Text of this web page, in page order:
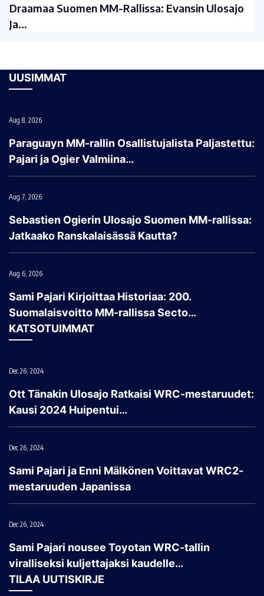
Draamaa Suomen MM-Rallissa: Evansin Ulosajo
Ja…
UUSIMMAT
Aug 8, 2026
Paraguayn MM-rallin Osallistujalista Paljastettu:
Pajari ja Ogier Valmiina…
Aug 7, 2026
Sebastien Ogierin Ulosajo Suomen MM-rallissa:
Jatkaako Ranskalaisässä Kautta?
Aug 6, 2026
Sami Pajari Kirjoittaa Historiaa: 200.
Suomalaisvoitto MM-rallissa Secto…
KATSOTUIMMAT
Dec 26, 2024
Ott Tänakin Ulosajo Ratkaisi WRC-mestaruudet:
Kausi 2024 Huipentui…
Dec 26, 2024
Sami Pajari ja Enni Mälkönen Voittavat WRC2-
mestaruuden Japanissa
Dec 26, 2024
Sami Pajari nousee Toyotan WRC-tallin
viralliseksi kuljettajaksi kaudelle…
TILAA UUTISKIRJE